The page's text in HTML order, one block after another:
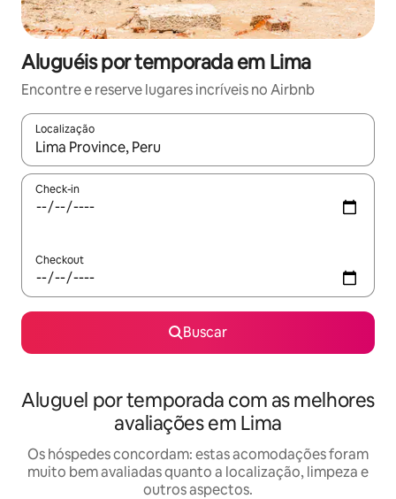
Aluguéis por temporada em Lima
Encontre e reserve lugares incríveis no Airbnb
Localização
Quando os resultados estiverem disponíveis, explore-os
Check-in
Checkout
Buscar
Aluguel por temporada com as melhores
avaliações em Lima
Os hóspedes concordam: estas acomodações foram
muito bem avaliadas quanto a localização, limpeza e
outros aspectos.